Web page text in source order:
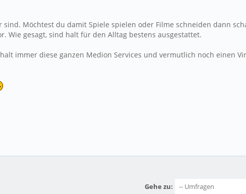
Möchtest du damit Spiele spielen oder Filme schneiden dann
Wie gesagt, sind halt für den Alltag bestens ausgestattet.
immer diese ganzen Medion Services und vermutlich noch einen
Gehe zu: